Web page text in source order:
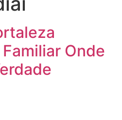
Onde